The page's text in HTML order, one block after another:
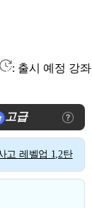
: 출시 예정 강좌
고급
고 레벨업 1,2탄